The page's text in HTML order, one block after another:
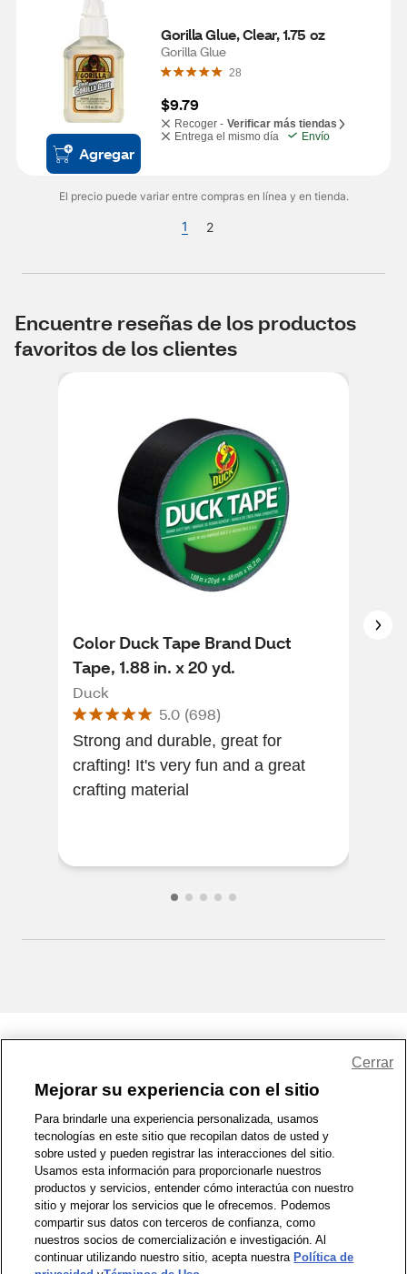
Agregar
Gorilla Glue, Clear, 1.75 oz
Gorilla Glue
28
$9.79
Recoger - Verificar más tiendas
Entrega el mismo día
Envío
El precio puede variar entre compras en línea y en tienda.
1 2
Encuentre reseñas de los productos
favoritos de los clientes
Color Duck Tape Brand Duct
Tape, 1.88 in. x 20 yd.
Duck
5.0 (698)
Strong and durable, great for
crafting! It's very fun and a great
crafting material
1-800-679-9691 | Contáctenos | Términos de Uso | Accesibilidad
Política de Privacidad | WA Privacy Policy | Mapa del sitio
Zona de Bienestar | © 1999 - 2026 CVS.com
Mejorar su experiencia con el sitio
Para brindarle una experiencia personalizada, usamos
tecnologías en este sitio que recopilan datos de usted y
sobre usted y pueden registrar las interacciones del sitio.
Usamos esta información para proporcionarle nuestros
productos y servicios, entender cómo interactúa con nuestro
sitio y mejorar los servicios que le ofrecemos. Podemos
compartir sus datos con terceros de confianza, como
nuestros socios de comercialización e investigación. Al
continuar utilizando nuestro sitio, acepta nuestra Política de
Cerrar